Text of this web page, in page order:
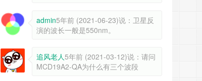
admin5年前 (2021-06-23)说：卫星反
演的波长一般是550nm。
追风老人5年前 (2021-03-12)说：请问
MCD19A2-QA为什么有三个波段